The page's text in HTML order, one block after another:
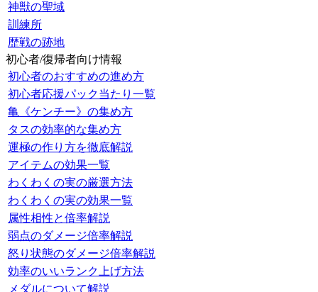
神獣の聖域
訓練所
歴戦の跡地
初心者/復帰者向け情報
初心者のおすすめの進め方
初心者応援パック当たり一覧
亀《ケンチー》の集め方
タスの効率的な集め方
運極の作り方を徹底解説
アイテムの効果一覧
わくわくの実の厳選方法
わくわくの実の効果一覧
属性相性と倍率解説
弱点のダメージ倍率解説
怒り状態のダメージ倍率解説
効率のいいランク上げ方法
メダルについて解説